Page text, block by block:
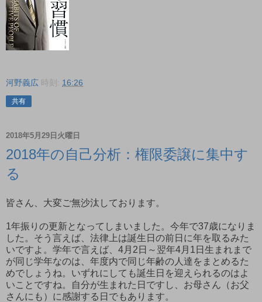
河野義広 時刻: 16:26
共有
2018年5月29日火曜日
2018年の自己分析：権限委譲に集中す
る
皆さん、大変ご無沙汰しております。
1年振りの更新となってしまいました。今年で37歳になりま
した。そう言えば、法律上は誕生日の前日に年を取るみた
いですよ。学年で言えば、4月2日～翌年4月1日生まれまで
が同じ学年なのは、年度内で同じ年齢の人達をまとめるた
めでしょうね。いずれにしても誕生日を迎えられるのはよ
いことですね。自分が生まれた日ですし、お母さん（お父
さんにも）に感謝する日でもあります。